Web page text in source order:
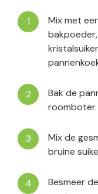
Mix met
Bak de
roomboter.
Mix de
bruine
Besmeer